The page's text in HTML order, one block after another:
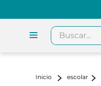
Buscar...
escolar